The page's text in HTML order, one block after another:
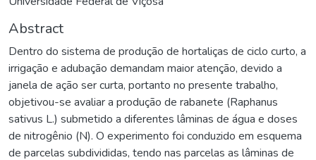
Abstract
Dentro do sistema de produção de hortaliças de ciclo curto, a
irrigação e adubação demandam maior atenção, devido a
janela de ação ser curta, portanto no presente trabalho,
objetivou-se avaliar a produção de rabanete (Raphanus
sativus L.) submetido a diferentes lâminas de água e doses
de nitrogênio (N). O experimento foi conduzido em esquema
de parcelas subdivididas, tendo nas parcelas as lâminas de